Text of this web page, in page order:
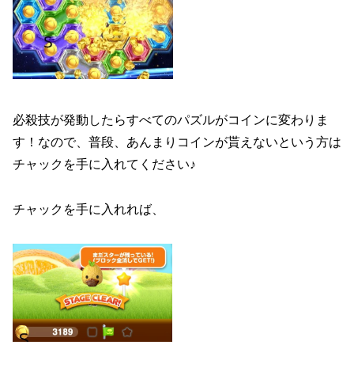
必殺技が発動したらすべてのパズルがコインに変わりま
す！なので、普段、あんまりコインが貰えないという方は
チャックを手に入れてください♪
チャックを手に入れれば、